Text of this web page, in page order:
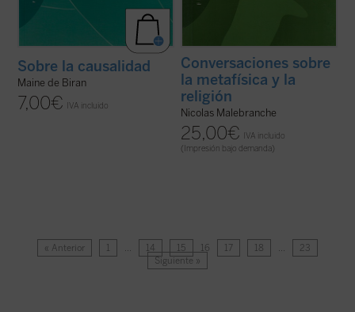
Sobre la causalidad
Maine de Biran
7,00€ IVA incluido
Conversaciones sobre
la metafísica y la
religión
Nicolas Malebranche
25,00€
IVA incluido
(Impresión bajo demanda)
« Anterior 1 … 14 15 16 17 18 …
23
Siguiente »